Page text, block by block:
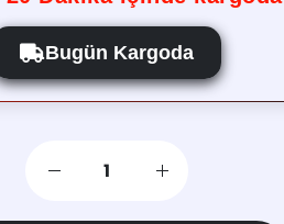
Bugün Kargoda